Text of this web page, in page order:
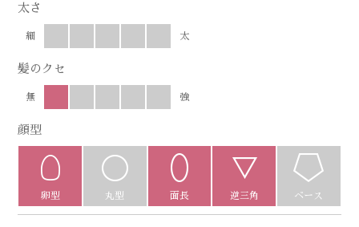
太さ
細 太
髪のクセ
無 強
顔型
卵型 丸型 面長 逆三角 ベース